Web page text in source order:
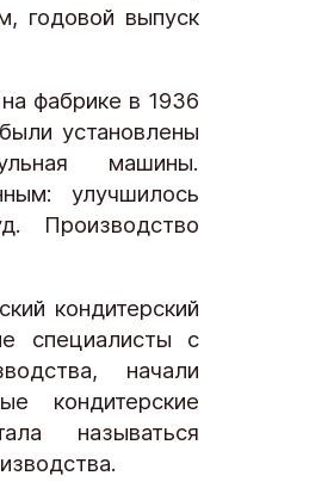
годовой выпуск
фабрике в 1936
установлены
машины.
улучшилось
Производство
кондитерский
специалисты с
начали
кондитерские
называться